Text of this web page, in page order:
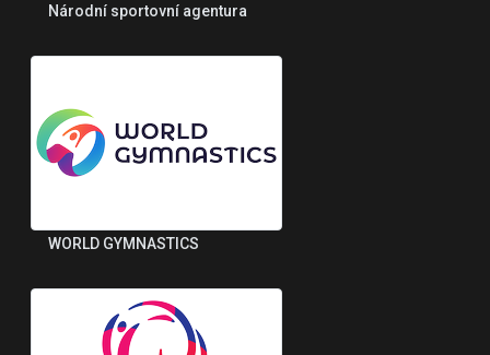
Národní sportovní agentura
WORLD GYMNASTICS